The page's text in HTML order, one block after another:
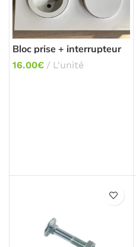
Bloc prise + interrupteur
16.00€ L'unité